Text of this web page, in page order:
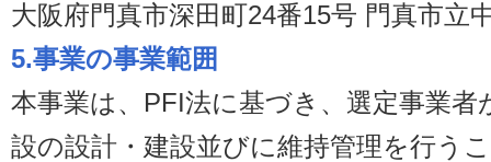
大阪府門真市深田町24番15号 門真市立
5.事業の事業範囲
本事業は、PFI法に基づき、選定事業者
設の設計・建設並びに維持管理を行う